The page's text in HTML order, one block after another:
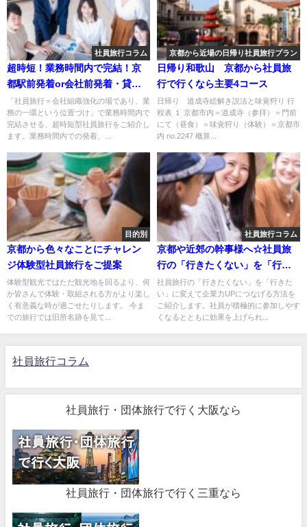
社員旅行コラム
超時短！業務時間内で完結！京
都駅前発着or会社前発着・貸切
バスで行く【働く世代のため
の“働き方改革”社員旅行】🚌💨
「社員旅行＝会社組織強化の場であり、業
務の一環という位置づけ」で業務時間内で
完結させる、超時短型社員旅行をご紹介し
ます。業務時間内での発着、...
京都から近場の日帰り社員旅行プラン
日帰り和歌山 京都から社員旅
行で行くなら主要4コース
日帰り 道成寺絵解き説法と味覚狩り 行
程表 １ 京都市内＝道成寺（参拝）＝門前
にて（昼食）＝味覚狩り（体験）＝京都市
内 no.2247 概算...
目的別
京都から色々なことにチャレン
ジ体験型社員旅行をご提案
体験型観光ではただ観光地を回るより、何
か皆さんで体験・取組される方がより楽し
く有意義な時が過ごせたりします。 今ま
での旅行では旧所名跡を見て...
社員旅行コラム
京都や近郊の幹事様へ☆社員旅
行の「行きたくない」を「行き
たい」に変えて企業力UP！につ
なげる方法
社員旅行の「行きたくない」を「行きた
い」に変えて企業力UPにつなげる方法を
ご紹介します。社員が積極的に参加しやす
くなるとともに効果を上げられ...
社員旅行コラム
社員旅行・団体旅行で行く大阪なら
社員旅行・団体旅行で行く三重なら